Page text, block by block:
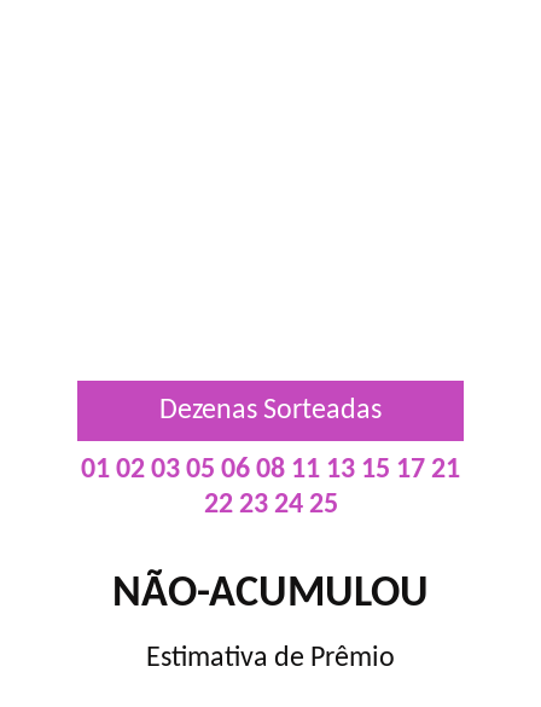
Dezenas Sorteadas
01 02 03 05 06 08 11 13 15 17 21
22 23 24 25
NÃO-ACUMULOU
Estimativa de Prêmio